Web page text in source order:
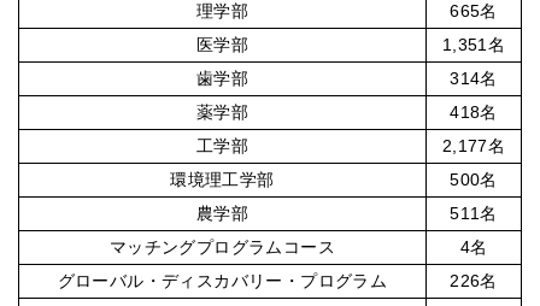
理学部
665名
医学部
1,351名
歯学部
314名
薬学部
418名
工学部
2,177名
環境理工学部
500名
農学部
511名
マッチングプログラムコース
4名
グローバル・ディスカバリー・プログラム
226名